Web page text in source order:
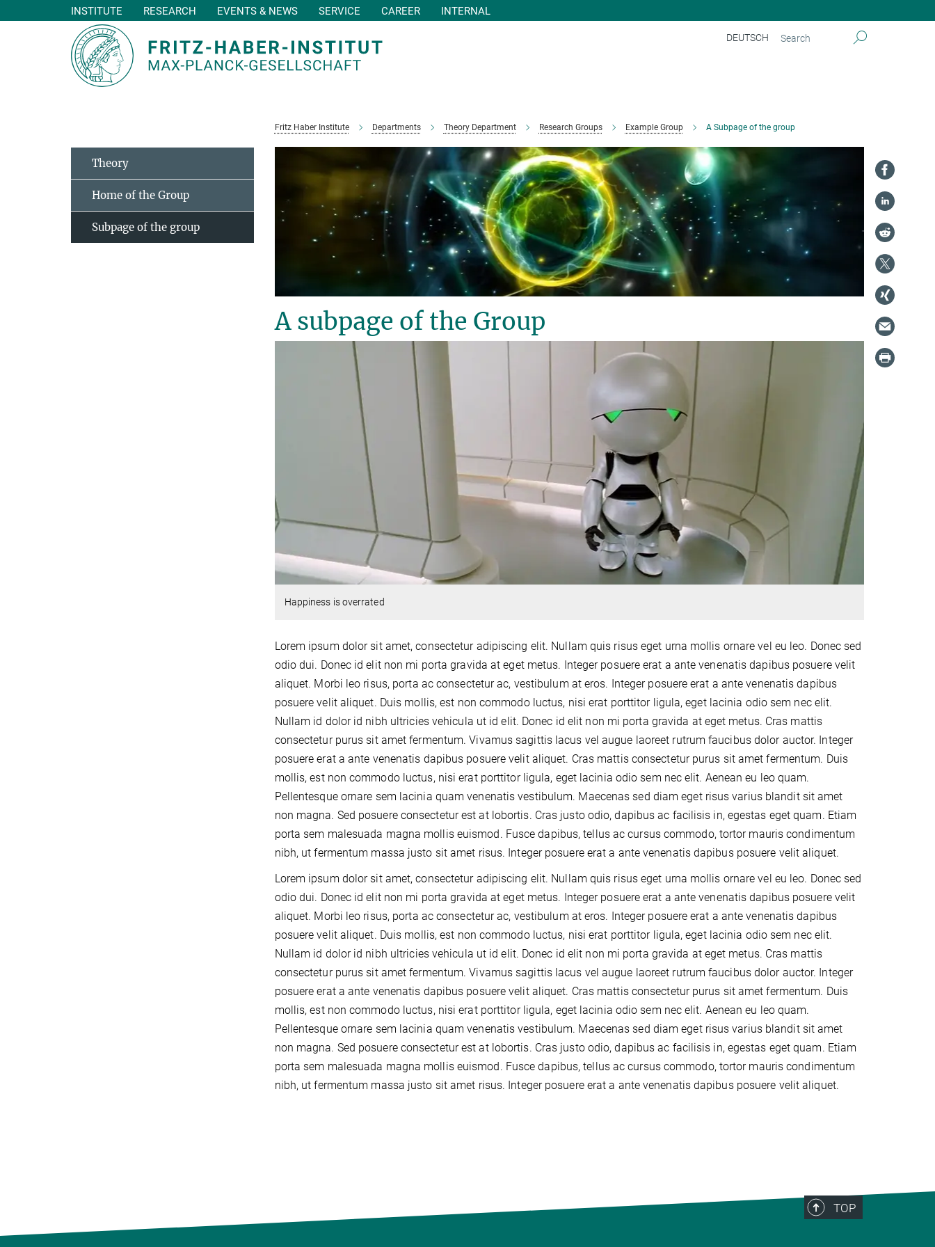
DEUTSCH
INSTITUTE RESEARCH EVENTS & NEWS SERVICE CAREER INTERNAL
Fritz Haber Institute Departments Theory Department Research Groups Example Group A Subpage of the group
A subpage of the Group
Happiness is overrated
Lorem ipsum dolor sit amet, consectetur adipiscing elit. Nullam quis risus eget urna mollis ornare vel eu leo. Donec sed
odio dui. Donec id elit non mi porta gravida at eget metus. Integer posuere erat a ante venenatis dapibus posuere velit
aliquet. Morbi leo risus, porta ac consectetur ac, vestibulum at eros. Integer posuere erat a ante venenatis dapibus
posuere velit aliquet. Duis mollis, est non commodo luctus, nisi erat porttitor ligula, eget lacinia odio sem nec elit.
Nullam id dolor id nibh ultricies vehicula ut id elit. Donec id elit non mi porta gravida at eget metus. Cras mattis
consectetur purus sit amet fermentum. Vivamus sagittis lacus vel augue laoreet rutrum faucibus dolor auctor. Integer
posuere erat a ante venenatis dapibus posuere velit aliquet. Cras mattis consectetur purus sit amet fermentum. Duis
mollis, est non commodo luctus, nisi erat porttitor ligula, eget lacinia odio sem nec elit. Aenean eu leo quam.
Pellentesque ornare sem lacinia quam venenatis vestibulum. Maecenas sed diam eget risus varius blandit sit amet
non magna. Sed posuere consectetur est at lobortis. Cras justo odio, dapibus ac facilisis in, egestas eget quam. Etiam
porta sem malesuada magna mollis euismod. Fusce dapibus, tellus ac cursus commodo, tortor mauris condimentum
nibh, ut fermentum massa justo sit amet risus. Integer posuere erat a ante venenatis dapibus posuere velit aliquet.
Lorem ipsum dolor sit amet, consectetur adipiscing elit. Nullam quis risus eget urna mollis ornare vel eu leo. Donec sed
odio dui. Donec id elit non mi porta gravida at eget metus. Integer posuere erat a ante venenatis dapibus posuere velit
aliquet. Morbi leo risus, porta ac consectetur ac, vestibulum at eros. Integer posuere erat a ante venenatis dapibus
posuere velit aliquet. Duis mollis, est non commodo luctus, nisi erat porttitor ligula, eget lacinia odio sem nec elit.
Nullam id dolor id nibh ultricies vehicula ut id elit. Donec id elit non mi porta gravida at eget metus. Cras mattis
consectetur purus sit amet fermentum. Vivamus sagittis lacus vel augue laoreet rutrum faucibus dolor auctor. Integer
posuere erat a ante venenatis dapibus posuere velit aliquet. Cras mattis consectetur purus sit amet fermentum. Duis
mollis, est non commodo luctus, nisi erat porttitor ligula, eget lacinia odio sem nec elit. Aenean eu leo quam.
Pellentesque ornare sem lacinia quam venenatis vestibulum. Maecenas sed diam eget risus varius blandit sit amet
non magna. Sed posuere consectetur est at lobortis. Cras justo odio, dapibus ac facilisis in, egestas eget quam. Etiam
porta sem malesuada magna mollis euismod. Fusce dapibus, tellus ac cursus commodo, tortor mauris condimentum
nibh, ut fermentum massa justo sit amet risus. Integer posuere erat a ante venenatis dapibus posuere velit aliquet.
Theory
Home of the Group
Subpage of the group
TOP